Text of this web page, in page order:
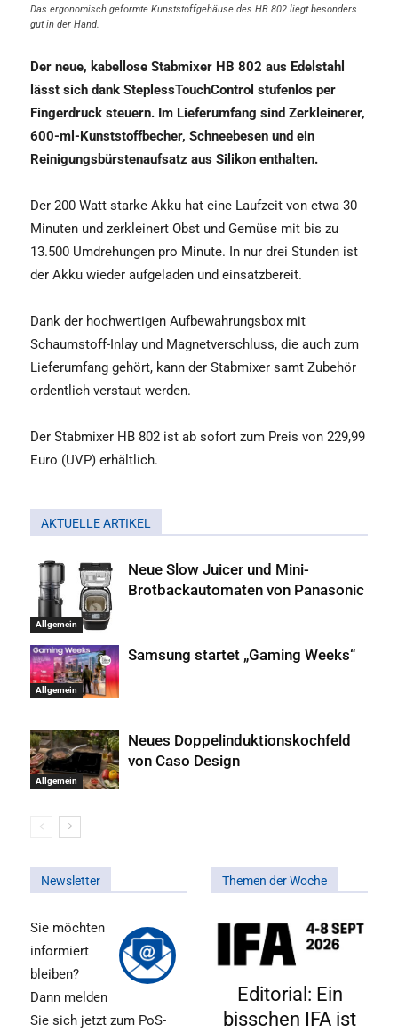
Das ergonomisch geformte Kunststoffgehäuse des HB 802 liegt besonders
gut in der Hand.
Der neue, kabellose Stabmixer HB 802 aus Edelstahl
lässt sich dank SteplessTouchControl stufenlos per
Fingerdruck steuern. Im Lieferumfang sind Zerkleinerer,
600-ml-Kunststoffbecher, Schneebesen und ein
Reinigungsbürstenaufsatz aus Silikon enthalten.
Der 200 Watt starke Akku hat eine Laufzeit von etwa 30
Minuten und zerkleinert Obst und Gemüse mit bis zu
13.500 Umdrehungen pro Minute. In nur drei Stunden ist
der Akku wieder aufgeladen und einsatzbereit.
Dank der hochwertigen Aufbewahrungsbox mit
Schaumstoff-Inlay und Magnetverschluss, die auch zum
Lieferumfang gehört, kann der Stabmixer samt Zubehör
ordentlich verstaut werden.
Der Stabmixer HB 802 ist ab sofort zum Preis von 229,99
Euro (UVP) erhältlich.
AKTUELLE ARTIKEL
Allgemein
Neue Slow Juicer und Mini-
Brotbackautomaten von Panasonic
Allgemein
Samsung startet „Gaming Weeks“
Allgemein
Neues Doppelinduktionskochfeld
von Caso Design
Newsletter
Sie möchten
informiert
bleiben?
Dann melden
Sie sich jetzt zum PoS-
Themen der Woche
Editorial: Ein
bisschen IFA ist